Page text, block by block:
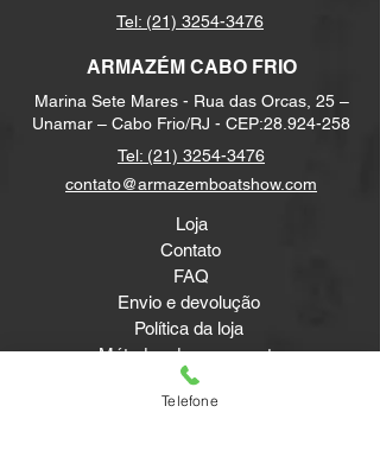
Tel: (21) 3254-3476
ARMAZÉM CABO FRIO
Marina Sete Mares - Rua das Orcas, 25 –
Unamar – Cabo Frio/RJ - CEP:28.924-258
Tel: (21) 3254-3476
contato@armazemboatshow.com
Loja
Contato
FAQ
Envio e devolução
Política da loja
Métodos de pagamento
Newsletter
Telefone